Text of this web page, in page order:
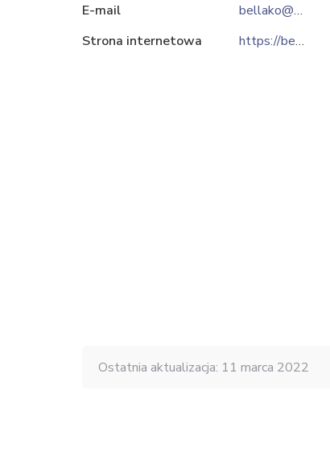
E-mail
bellako@bellako.com.pl
Strona internetowa
https://bellako.com.pl
Ostatnia aktualizacja: 11 marca 2022